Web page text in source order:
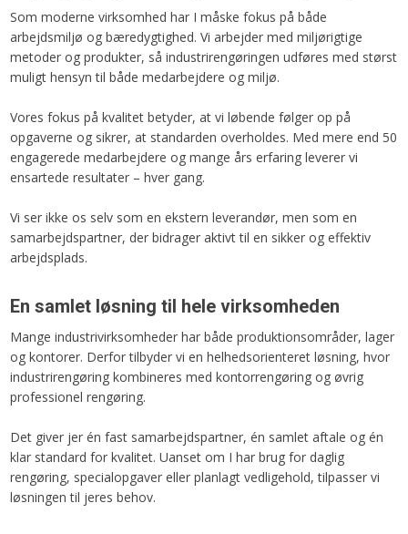
Som moderne virksomhed har I måske fokus på både
arbejdsmiljø og bæredygtighed. Vi arbejder med miljørigtige
metoder og produkter, så industrirengøringen udføres med størst
muligt hensyn til både medarbejdere og miljø.
Vores fokus på kvalitet betyder, at vi løbende følger op på
opgaverne og sikrer, at standarden overholdes. Med mere end 50
engagerede medarbejdere og mange års erfaring leverer vi
ensartede resultater – hver gang.
Vi ser ikke os selv som en ekstern leverandør, men som en
samarbejdspartner, der bidrager aktivt til en sikker og effektiv
arbejdsplads.
En samlet løsning til hele virksomheden
Mange industrivirksomheder har både produktionsområder, lager
og kontorer. Derfor tilbyder vi en helhedsorienteret løsning, hvor
industrirengøring kombineres med kontorrengøring og øvrig
professionel rengøring.
Det giver jer én fast samarbejdspartner, én samlet aftale og én
klar standard for kvalitet. Uanset om I har brug for daglig
rengøring, specialopgaver eller planlagt vedligehold, tilpasser vi
løsningen til jeres behov.